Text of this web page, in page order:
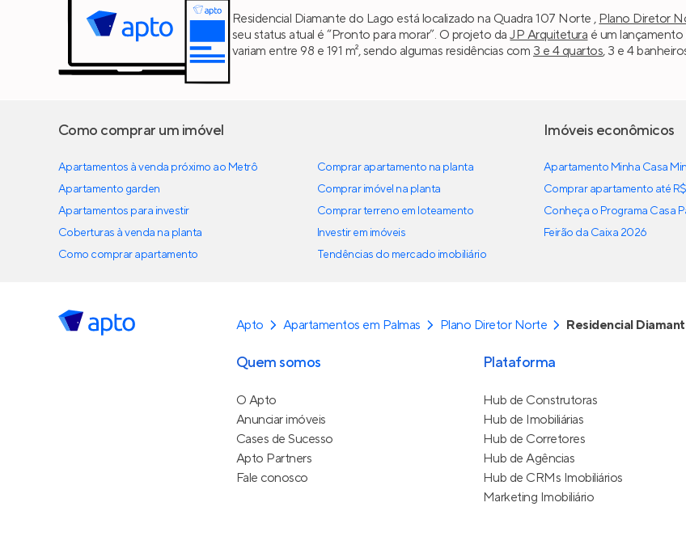
Residencial Diamante do Lago está localizado na Quadra 107 Norte , Plano Diretor
seu status atual é “Pronto para morar”. O projeto daJP Arquitetura é um
variam entre 98 e 191 m², sendo algumas residências com 3 e 4 quartos, 3 e 4
Como comprar um imóvel
Apartamentos à venda próximo ao Metrô
Apartamento garden
Apartamentos para investir
Coberturas à venda na planta
Como comprar apartamento
Comprar apartamento na planta
Comprar imóvel na planta
Comprar terreno em loteamento
Investir em imóveis
Tendências do mercado imobiliário
Imóveis econômicos
Apartamento Minha Casa
Comprar apartamento até
Conheça o Programa Casa
Feirão da Caixa 2026
Apto Apartamentos em Palmas Plano Diretor Norte Residencial
Quem somos
O Apto
Anunciar imóveis
Cases de Sucesso
Apto Partners
Fale conosco
Plataforma
Hub de Construtoras
Hub de Imobiliárias
Hub de Corretores
Hub de Agências
Hub de CRMs Imobiliários
Marketing Imobiliário